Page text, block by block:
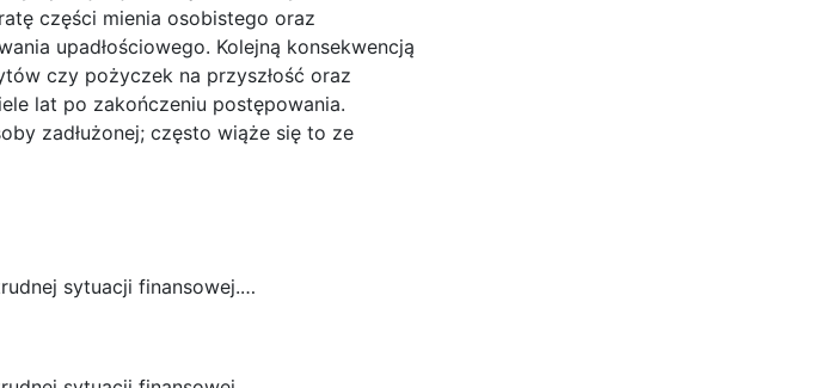
części mienia osobistego oraz
upadłościowego. Kolejną konsekwencją
czy pożyczek na przyszłość oraz
lat po zakończeniu postępowania.
zadłużonej; często wiąże się to ze
sytuacji finansowej.…